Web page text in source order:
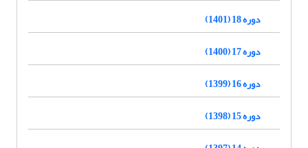
دوره 18 (1401)
دوره 17 (1400)
دوره 16 (1399)
دوره 15 (1398)